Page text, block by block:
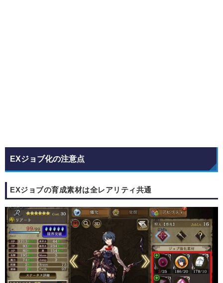
EXジョブ化の注意点
EXジョブの育成素材は全レアリティ共通